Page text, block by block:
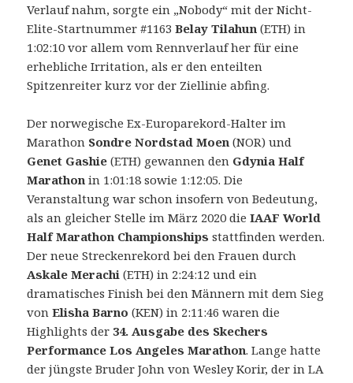
Verlauf nahm, sorgte ein „Nobody“ mit der Nicht-
Elite-Startnummer #1163Belay Tilahun (ETH) in
1:02:10 vor allem vom Rennverlauf her für eine
erhebliche Irritation, als er den enteilten
Spitzenreiter kurz vor der Ziellinie abfing.
Der norwegische Ex-Europarekord-Halter im
Marathon Sondre Nordstad Moen (NOR) und
Genet Gashie (ETH) gewannen den Gdynia Half
Marathon in 1:01:18 sowie 1:12:05. Die
Veranstaltung war schon insofern von Bedeutung,
als an gleicher Stelle im März 2020 dieIAAF World
Half Marathon Championships stattfinden werden.
Der neue Streckenrekord bei den Frauen durch
Askale Merachi (ETH) in 2:24:12 und ein
dramatisches Finish bei den Männern mit dem Sieg
vonElisha Barno (KEN) in 2:11:46 waren die
Highlights der 34. Ausgabe des Skechers
Performance Los Angeles Marathon. Lange hatte
der jüngste Bruder John von Wesley Korir, der in LA